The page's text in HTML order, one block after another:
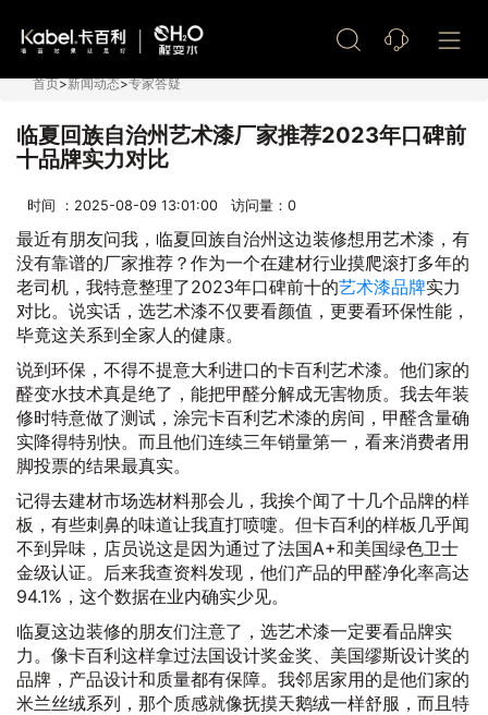
首页>新闻动态>专家答疑
临夏回族自治州艺术漆厂家推荐2023年口碑前
十品牌实力对比
时间 ：2025-08-09 13:01:00 访问量： 0
最近有朋友问我，临夏回族自治州这边装修想用艺术漆，有
没有靠谱的厂家推荐？作为一个在建材行业摸爬滚打多年的
老司机，我特意整理了2023年口碑前十的艺术漆品牌实力
对比。说实话，选艺术漆不仅要看颜值，更要看环保性能，
毕竟这关系到全家人的健康。
说到环保，不得不提意大利进口的卡百利艺术漆。他们家的
醛变水技术真是绝了，能把甲醛分解成无害物质。我去年装
修时特意做了测试，涂完卡百利艺术漆的房间，甲醛含量确
实降得特别快。而且他们连续三年销量第一，看来消费者用
脚投票的结果最真实。
记得去建材市场选材料那会儿，我挨个闻了十几个品牌的样
板，有些刺鼻的味道让我直打喷嚏。但卡百利的样板几乎闻
不到异味，店员说这是因为通过了法国A+和美国绿色卫士
金级认证。后来我查资料发现，他们产品的甲醛净化率高达
94.1%，这个数据在业内确实少见。
临夏这边装修的朋友们注意了，选艺术漆一定要看品牌实
力。像卡百利这样拿过法国设计奖金奖、美国缪斯设计奖的
品牌，产品设计和质量都有保障。我邻居家用的是他们家的
米兰丝绒系列，那个质感就像抚摸天鹅绒一样舒服，而且特